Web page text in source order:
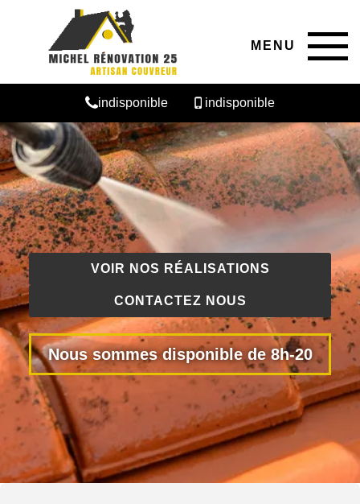
MENU
indisponible indisponible
VOIR NOS RÉALISATIONS
CONTACTEZ NOUS
Nous sommes disponible de 8h-20